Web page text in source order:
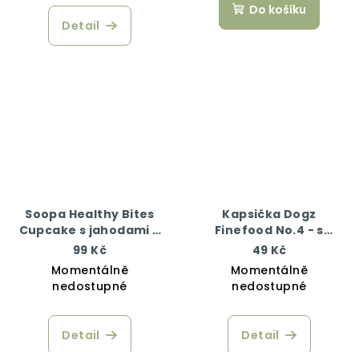
Detail
Do košíku
Soopa Healthy Bites
Cupcake s jahodami a
kokosem 50 g
99 Kč
Momentálně
nedostupné
Detail
Kapsička Dogz
Finefood No.4 - s
kuřecím a bažantím
masem 100 g
49 Kč
Momentálně
nedostupné
Detail